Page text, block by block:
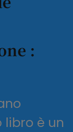
:
libro è un